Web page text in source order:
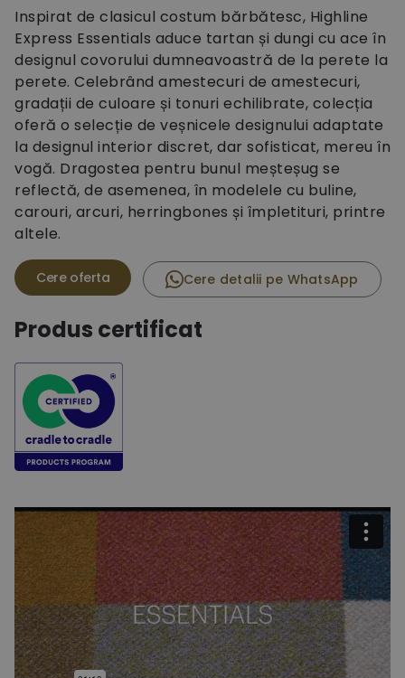
Inspirat de clasicul costum bărbătesc, Highline
Express Essentials aduce tartan și dungi cu ace în
designul covorului dumneavoastră de la perete la
perete. Celebrând amestecuri de amestecuri,
gradații de culoare și tonuri echilibrate, colecția
oferă o selecție de veșnicele designului adaptate
la designul interior discret, dar sofisticat, mereu în
vogă. Dragostea pentru bunul meșteșug se
reflectă, de asemenea, în modelele cu buline,
carouri, arcuri, herringbones și împletituri, printre
altele.
Cere detalii pe WhatsApp
Produs certificat